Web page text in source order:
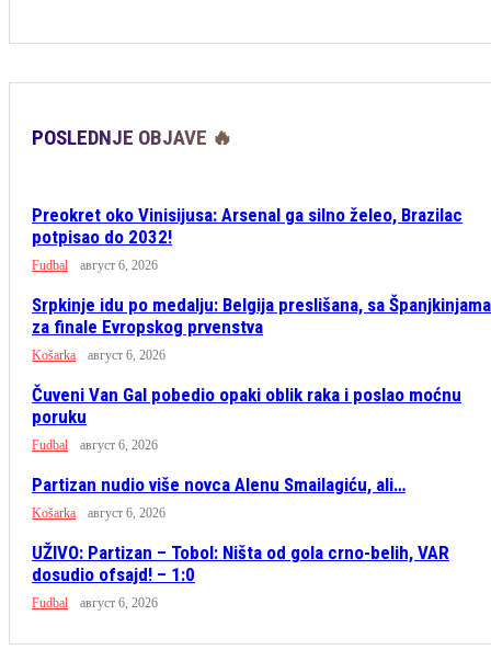
POSLEDNJE OBJAVE 🔥
Preokret oko Vinisijusa: Arsenal ga silno želeo, Brazilac
potpisao do 2032!
Fudbal август 6, 2026
Srpkinje idu po medalju: Belgija preslišana, sa Španjkinjama
za finale Evropskog prvenstva
Košarka август 6, 2026
Čuveni Van Gal pobedio opaki oblik raka i poslao moćnu
poruku
Fudbal август 6, 2026
Partizan nudio više novca Alenu Smailagiću, ali…
Košarka август 6, 2026
UŽIVO: Partizan – Tobol: Ništa od gola crno-belih, VAR
dosudio ofsajd! – 1:0
Fudbal август 6, 2026